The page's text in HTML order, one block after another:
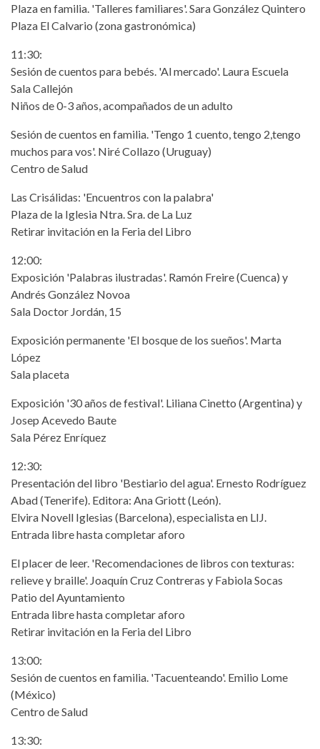
Plaza en familia. 'Talleres familiares'. Sara González Quintero
Plaza El Calvario (zona gastronómica)
11:30:
Sesión de cuentos para bebés. 'Al mercado'. Laura Escuela
Sala Callejón
Niños de 0-3 años, acompañados de un adulto
Sesión de cuentos en familia. 'Tengo 1 cuento, tengo 2,tengo
muchos para vos'. Niré Collazo (Uruguay)
Centro de Salud
Las Crisálidas: 'Encuentros con la palabra'
Plaza de la Iglesia Ntra. Sra. de La Luz
Retirar invitación en la Feria del Libro
12:00:
Exposición 'Palabras ilustradas'. Ramón Freire (Cuenca) y
Andrés González Novoa
Sala Doctor Jordán, 15
Exposición permanente 'El bosque de los sueños'. Marta
López
Sala placeta
Exposición '30 años de festival'. Liliana Cinetto (Argentina) y
Josep Acevedo Baute
Sala Pérez Enríquez
12:30:
Presentación del libro 'Bestiario del agua'. Ernesto Rodríguez
Abad (Tenerife). Editora: Ana Griott (León).
Elvira Novell Iglesias (Barcelona), especialista en LIJ.
Entrada libre hasta completar aforo
El placer de leer. 'Recomendaciones de libros con texturas:
relieve y braille'. Joaquín Cruz Contreras y Fabiola Socas
Patio del Ayuntamiento
Entrada libre hasta completar aforo
Retirar invitación en la Feria del Libro
13:00:
Sesión de cuentos en familia. 'Tacuenteando'. Emilio Lome
(México)
Centro de Salud
13:30: